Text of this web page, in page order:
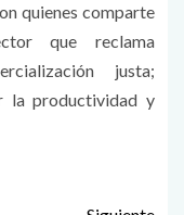
quienes comparte
que reclama
justa;
la productividad y